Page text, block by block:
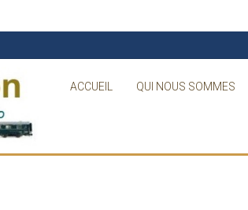
ACCUEIL QUI NOUS SOMMES